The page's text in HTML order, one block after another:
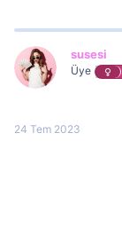
susesi
Üye
24 Tem 2023